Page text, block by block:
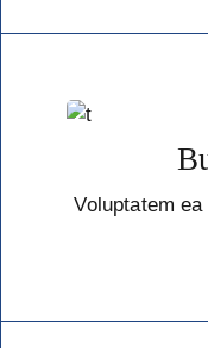
Voluptatem